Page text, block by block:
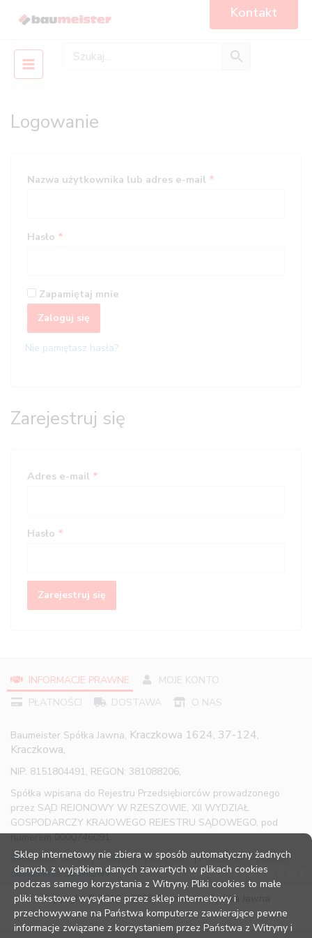
Kontakt
Main
Logowanie
Nazwa użytkownika lub adres e-mail *
Hasło *
Wymagane
Zapamiętaj mnie
Zaloguj się
Nie pamiętasz hasła?
Zarejestruj się
Adres e-mail *
Wymagane
Hasło *
Wymagane
Zarejestruj się
INFORMACJE PRAWNE
MOJE KONTO
PŁATNOŚCI
DOSTAWA O NAS
Baumeister Spółka Jawna, Kraczkowa 1624, 37-124,
Kraczkowa,
NIP: 8151804491, REGON: 381088206,
Spółka wpisana do Rejestru Przedsiębiorców prowadzonego
przez SĄD REJONOWY W RZESZOWIE, XII WYDZIAŁ
GOSPODARCZY KRAJOWEGO REJESTRU SĄDOWEGO, pod
numerem 0000746091
Regulamin sklepu| Polityka prywatności |Pouczenie o prawie
odstąpienia od umowy
Copyright © 2016 – 2023 Baumeister Spółka Jawna
Sklep internetowy nie zbiera w sposób automatyczny żadnych
danych, z wyjątkiem danych zawartych w plikach cookies
podczas samego korzystania z Witryny. Pliki cookies to małe
pliki tekstowe wysyłane przez sklep internetowy i
przechowywane na Państwa komputerze zawierające pewne
informacje związane z korzystaniem przez Państwa z Witryny i